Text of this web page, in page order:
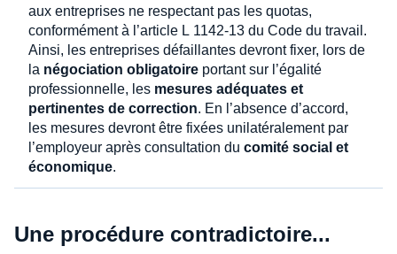
aux entreprises ne respectant pas les quotas,
conformément à l’article L 1142-13 du Code du travail.
Ainsi, les entreprises défaillantes devront fixer, lors de
la négociation obligatoire portant sur l’égalité
professionnelle, les mesures adéquates et
pertinentes de correction. En l’absence d’accord,
les mesures devront être fixées unilatéralement par
l’employeur après consultation du comité social et
économique.
Une procédure contradictoire...